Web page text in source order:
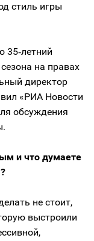
стиль игры
35‑летний
на правах
директор
«РИА Новости
обсуждения
и что думаете
не стоит,
выстроили